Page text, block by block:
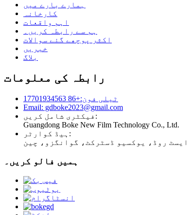
ہمارے بارے میں
کارخانہ
اہم واقعات
ہم سے رابطہ کریں۔
اکثر پوچھے گئے سوالات
خبریں
بلاگ
رابطہ کی معلومات
ٹیلی فون:+86 17701934563
Email: gdboke2023@gmail.com
فیکٹری شامل کریں:
Guangdong Boke New Film Technology Co., Ltd.
ہیڈ کوارٹر:
ہمیں فالو کریں۔